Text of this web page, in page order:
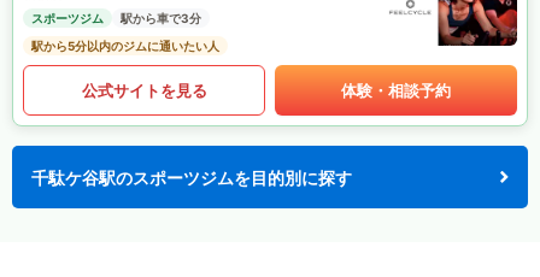
スポーツジム
駅から車で3分
駅から5分以内のジムに通いたい人
公式サイトを見る 体験・相談予約
千駄ケ谷駅のスポーツジムを目的別に探す